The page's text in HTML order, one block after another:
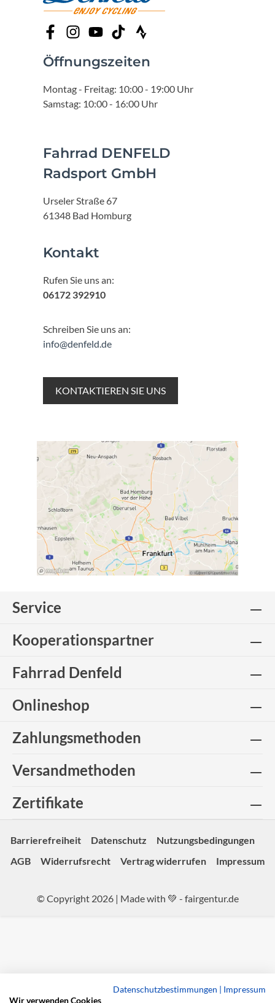
Öffnungszeiten
Montag - Freitag: 10:00 - 19:00 Uhr
Samstag: 10:00 - 16:00 Uhr
Fahrrad DENFELD
Radsport GmbH
Urseler Straße 67
61348 Bad Homburg
Kontakt
Rufen Sie uns an:
06172 392910
Schreiben Sie uns an:
info@denfeld.de
KONTAKTIEREN SIE UNS
Service
Kooperationspartner
Fahrrad Denfeld
Onlineshop
Zahlungsmethoden
Versandmethoden
Zertifikate
Barrierefreiheit Datenschutz
Nutzungsbedingungen
AGB
Widerrufsrecht Vertrag widerrufen Impressum
© Copyright 2026 | Made with 💚 - fairgentur.de
Datenschutzbestimmungen | Impressum
Wir verwenden Cookies